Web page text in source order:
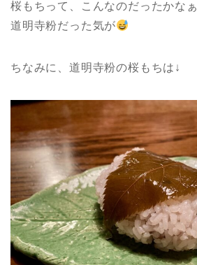
桜もちって、こんなのだったかなぁ
道明寺粉だった気が
ちなみに、道明寺粉の桜もちは↓